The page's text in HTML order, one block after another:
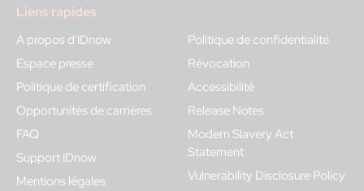
Liens rapides
A propos d'IDnow
Espace presse
Politique de certification
Opportunités de carrières
FAQ
Support IDnow
Mentions légales
Politique de confidentialité
Révocation
Accessibilité
Release Notes
Modern Slavery Act
Statement
Vulnerability Disclosure Policy